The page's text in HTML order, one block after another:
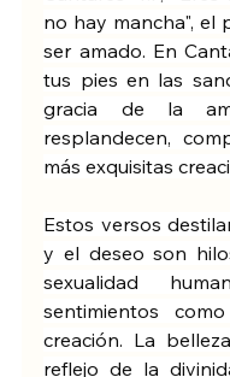
no hay mancha", el
ser amado. En
tus pies en las
gracia de la
resplandecen,
más exquisitas
Estos versos
y el deseo son
sexualidad
sentimientos
creación. La
reflejo de la